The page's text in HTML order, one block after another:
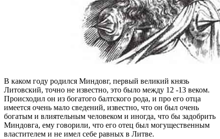
В каком году родился Миндовг, первый великий князь
Литовский, точно не известно, это было между 12 -13 веком.
Происходил он из богатого балтского рода, и про его отца
имеется очень мало сведений, известно, что он был очень
богатым и влиятельным человеком и иногда, что бы задобрить
Миндовга, ему говорили, что его отец был могущественным
властителем и не имел себе равных в Литве.